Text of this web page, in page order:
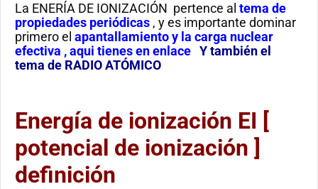
La ENERÍA DE IONIZACIÓN pertence al tema de
propiedades periódicas , y es importante dominar
primero el apantallamiento y la carga nuclear
efectiva , aqui tienes en enlace Y también el
tema de RADIO ATÓMICO
Energía de ionización EI [
potencial de ionización ]
definición